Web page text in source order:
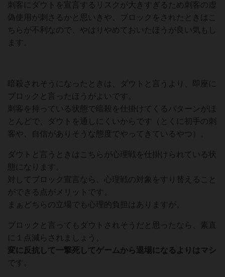
刺客にダウトを宣言するリスクが大きすぎるため刺客の虚
偽使用が刺さるかと思いきや、ブロックをされたときはこ
ちらが不利なので、やはりやめておいたほうが良い気もし
ます。
暗殺されそうになったときは、ダウトと言うより、即座に
ブロックと言ったほうがよいです。
刺客を持っている状態で暗殺を仕掛けてくるパターンがほ
とんどで、ダウトを通しにくいからです（とくに初手の刺
客や、自信がありそうな態度でやってきているやつ）。
ダウトと言うときはこちらが心理戦を仕掛けられている状
態になります。
対してブロック宣言なら、心理戦の対象をすり替えること
ができる点がメリットです。
まぁどちらの立場でも心理的負担はありますが。
ブロックと言ってもダウトされそうだと思ったなら、素直
に１点減らされましょう。
変に反抗して一撃死してゲームから退場になるよりはマシ
です。